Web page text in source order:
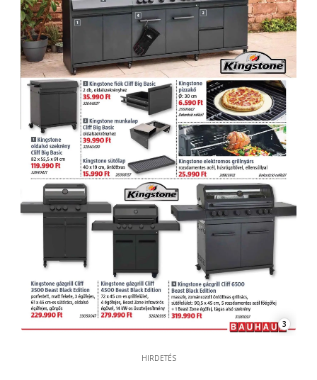
3
HIRDETÉS